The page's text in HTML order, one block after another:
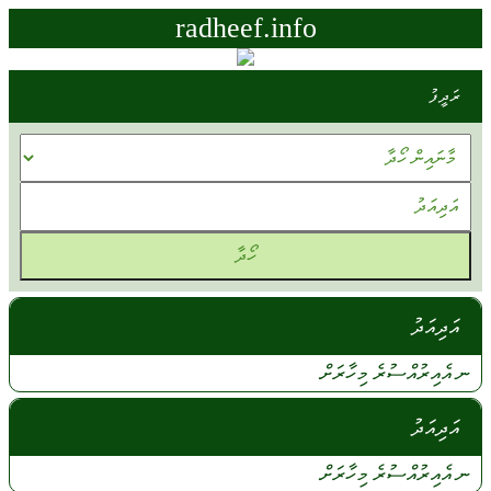
radheef.info
ރަދީފު
އަދިއަދު
ނ އެއިރުއްސުރެ މިހާރަށް
އަދިއަދު
ނއެއިރުއްސުރެ މިހާރަށް